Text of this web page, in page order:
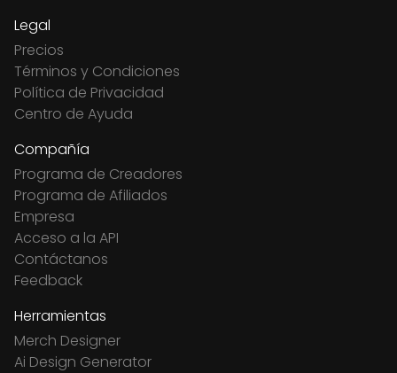
Legal
Precios
Términos y Condiciones
Política de Privacidad
Centro de Ayuda
Compañía
Programa de Creadores
Programa de Afiliados
Empresa
Acceso a la API
Contáctanos
Feedback
Herramientas
Merch Designer
Ai Design Generator